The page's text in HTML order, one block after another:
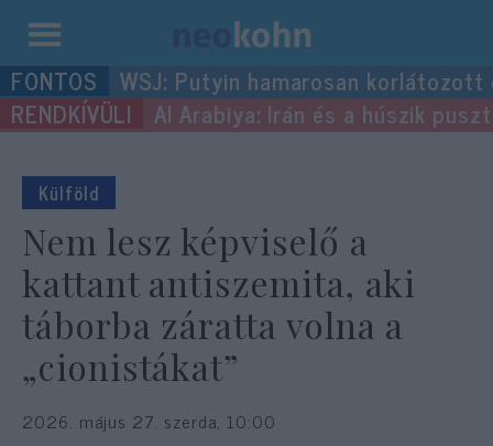
Kilépés
a
tartalomba
WSJ: Putyin hamarosan
Al Arabiya: Irán és a húszik
Külföld
Nem lesz képviselő a
kattant antiszemita, aki
táborba záratta volna a
„cionistákat”
2026. május 27. szerda, 10:00